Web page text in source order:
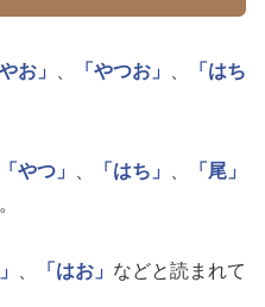
やお」 「やつお」
「はち
「やつ」 「はち」
「尾」
「はお」 などと読まれて